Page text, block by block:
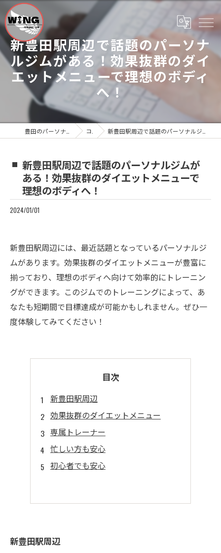
新豊田駅周辺で話題のパーソナ
ルジムがある！効果抜群のダイ
エットメニューで理想のボディ
へ！
コラム 新豊田駅周辺で話題のパーソナルジムがある！効果抜群のダイエットメニューで理想のボディへ！
新豊田駅周辺で話題のパーソナルジムが
ある！効果抜群のダイエットメニューで
理想のボディへ！
2024/01/01
新豊田駅周辺には、最近話題となっているパーソナルジ
ムがあります。効果抜群のダイエットメニューが豊富に
揃っており、理想のボディへ向けて効率的にトレーニン
グができます。このジムでのトレーニングによって、あ
なたも短期間で目標達成が可能かもしれません。ぜひ一
度体験してみてください！
目次
新豊田駅周辺
効果抜群のダイエットメニュー
専属トレーナー
忙しい方も安心
初心者でも安心
新豊田駅周辺